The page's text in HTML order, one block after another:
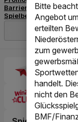
Bitte
Angebot
erteilten
zum
handelt.
nicht den
BMF/